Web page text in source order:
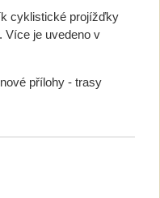
cyklistické projížďky
Více je uvedeno v
přílohy - trasy